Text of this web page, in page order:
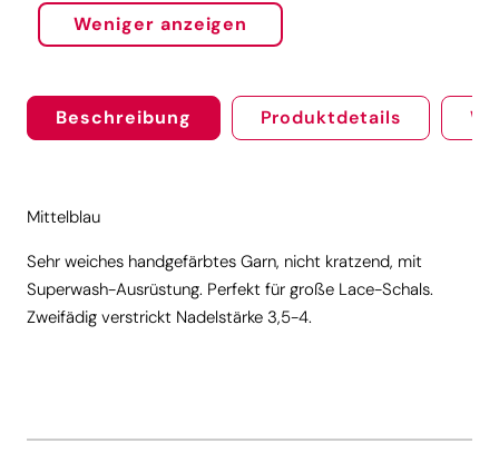
Weniger anzeigen
Beschreibung Produktdetails
Mittelblau
Sehr weiches handgefärbtes Garn, nicht kratzend, mit
Superwash-Ausrüstung. Perfekt für große Lace-Schals.
Zweifädig verstrickt Nadelstärke 3,5-4.